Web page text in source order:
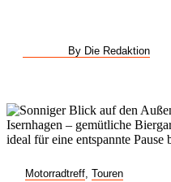
By Die Redaktion
Motorradtreff Touren